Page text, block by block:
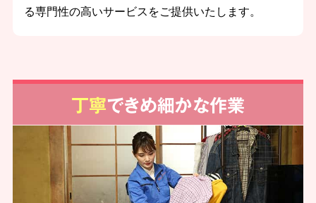
る専門性の高いサービスをご提供いたします。
丁寧できめ細かな作業